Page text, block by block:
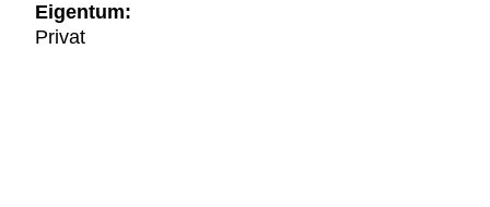
Eigentum:
Privat